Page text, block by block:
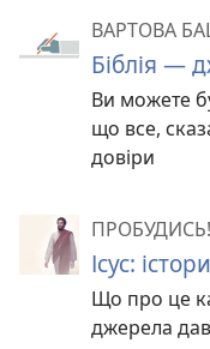
ВАРТОВА
Біблія —
Ви можете
що все,
довіри
ПРОБУДИСЬ!
Ісус:
Що про це
джерела